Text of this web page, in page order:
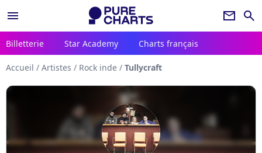
menu newsletter search
Billetterie Star Academy Charts français
Accueil / Artistes / Rock inde / Tullycraft